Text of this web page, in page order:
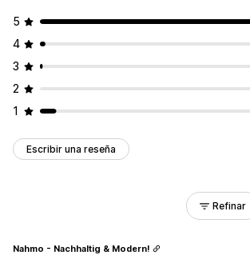
5
4
3
2
1
Escribir una reseña
Refinar
Nahmo - Nachhaltig & Modern!